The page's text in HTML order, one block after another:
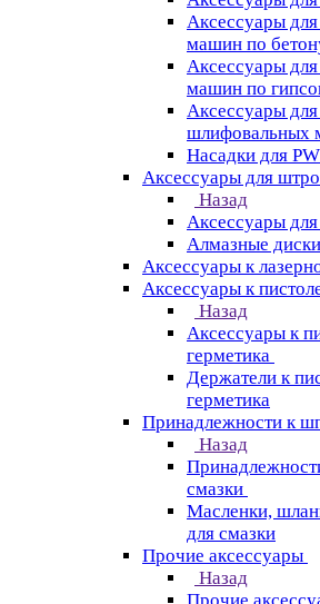
Аксессуары
машин по
Аксессуары
машин по
Аксессуары
шлифовальных
Насадки для
Аксессуары для
Назад
Аксессуары
Алмазные
Аксессуары к
Аксессуары к
Назад
Аксессуары к
герметика
Держатели к
герметика
Принадлежности к
Назад
смазки
Масленки,
для смазки
Прочие аксессуары
Назад